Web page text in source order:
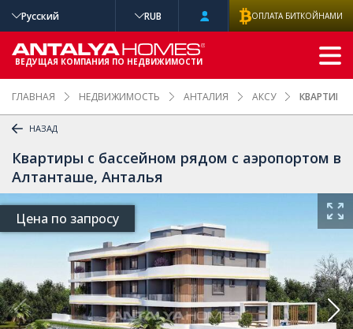
ГЛАВНАЯ НЕДВИЖИМОСТЬ АНТАЛИЯ АКСУ КВАРТИРЫ
НАЗАД
Квартиры с бассейном рядом с аэропортом в
Алтанташе, Анталья
Цена по запросу
Русский RUB ОПЛАТА БИТКОЙНАМИ
ВЕДУЩАЯ КОМПАНИЯ ПО НЕДВИЖИМОСТИ
РАСШИРЕННЫ
Й ПОИСК